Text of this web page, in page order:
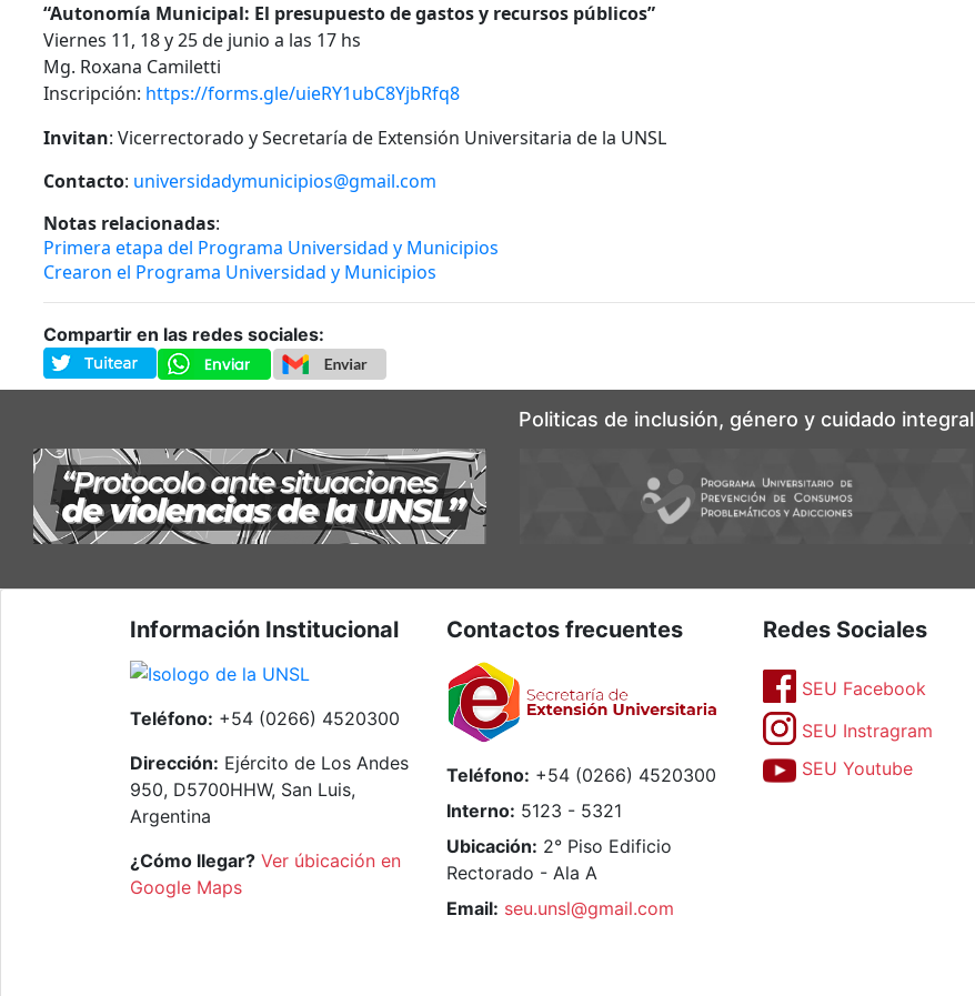
“Autonomía Municipal: El presupuesto de gastos y recursos públicos”
Viernes 11, 18 y 25 de junio a las 17 hs
Mg. Roxana Camiletti
Inscripción: https://forms.gle/uieRY1ubC8YjbRfq8
Invitan: Vicerrectorado y Secretaría de Extensión Universitaria de la UNSL
Contacto: universidadymunicipios@gmail.com
Notas relacionadas:
Primera etapa del Programa Universidad y Municipios
Crearon el Programa Universidad y Municipios
Compartir en las redes sociales:
Politicas de inclusión, género y cuidado integral
Información Institucional
Teléfono: +54 (0266) 4520300
Dirección: Ejército de Los Andes
950, D5700HHW, San Luis,
Argentina
¿Cómo llegar? Ver úbicación en
Google Maps
Contactos frecuentes
Teléfono: +54 (0266) 4520300
Interno: 5123 - 5321
Ubicación: 2° Piso Edificio
Rectorado - Ala A
Email: seu.unsl@gmail.com
Redes Sociales
SEU Facebook
SEU Instragram
SEU Youtube